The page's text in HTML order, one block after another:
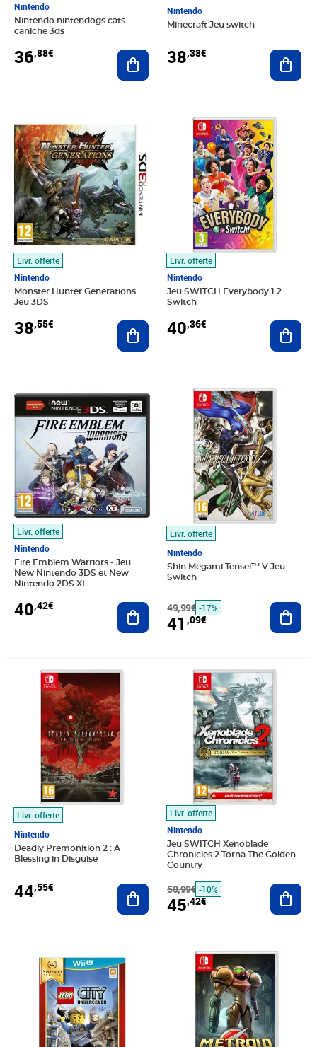
Nintendo
Nintendo nintendogs cats
caniche 3ds
36,88€ Ajouter au panier
Nintendo
Minecraft Jeu switch
38,38€
Livr. offerte
Nintendo
Monster Hunter Generations
Jeu 3DS
38,55€
Prix 38,55€
Ajouter au panier
Livr. offerte
Nintendo
Jeu SWITCH Everybody 1 2
Switch
40,36€
Prix 40,36€
Livr. offerte
Nintendo
Fire Emblem Warriors - Jeu
New Nintendo 3DS et New
Nintendo 2DS XL
40,42€
Prix 40,42€
Ajouter au panier
Livr. offerte
Nintendo
Shin Megami Tensei™ V Jeu
Switch
49,99€
Prix barré 49,99€
-17%
41 ,09€
Prix 41,09€
Livr. offerte
Nintendo
Deadly Premonition 2 : A
Blessing in Disguise
44,55€
Prix 44,55€
Ajouter au panier
Livr. offerte
Nintendo
Jeu SWITCH Xenoblade
Chronicles 2 Torna The Golden
Country
50,99€
Prix barré 50,99€
-10%
45,42€
Prix 45,42€
Prix 45,95€ Prix 47,17€